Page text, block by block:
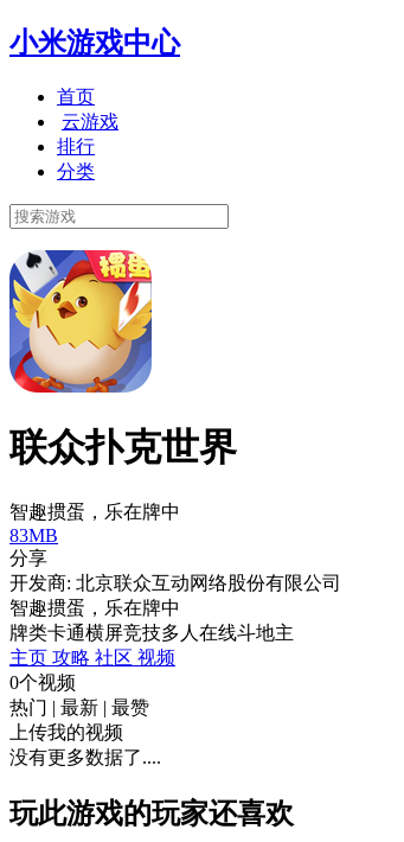
小米游戏中心
首页
云游戏
排行
分类
联众扑克世界
智趣掼蛋，乐在牌中
83MB
分享
开发商: 北京联众互动网络股份有限公司
智趣掼蛋，乐在牌中
牌类卡通横屏竞技多人在线斗地主
主页 攻略 社区 视频
0个视频
热门 | 最新 | 最赞
上传我的视频
没有更多数据了....
玩此游戏的玩家还喜欢